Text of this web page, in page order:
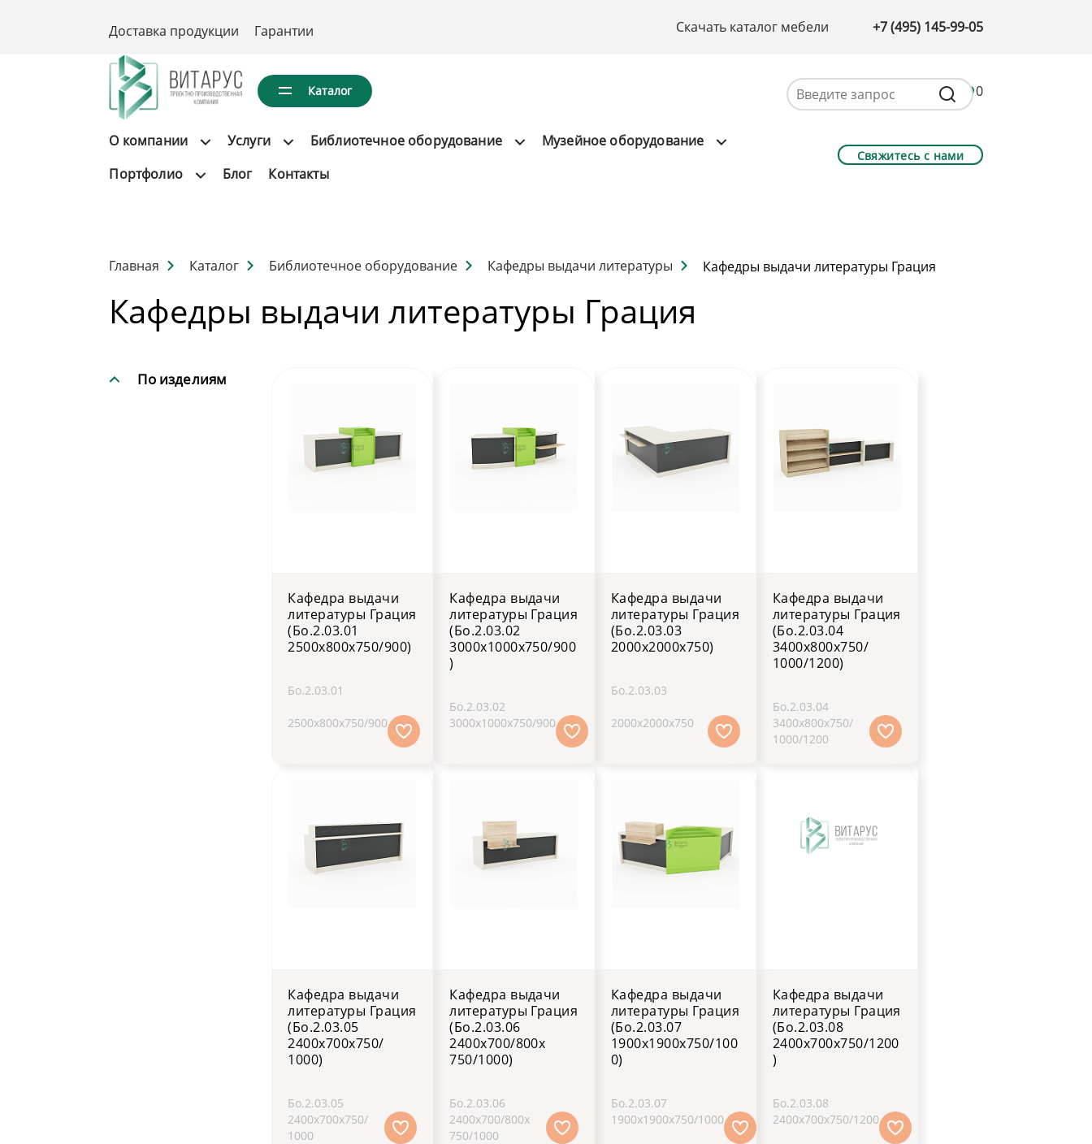
Доставка продукции Гарантии Скачать каталог мебели +7 (495) 145-99-05
Каталог 0
О компании Услуги Библиотечное оборудование
Музейное оборудование
Портфолио
Блог Контакты
Свяжитесь с нами
Главная Каталог Библиотечное оборудование Кафедры выдачи литературы Кафедры выдачи литературы Грация
Кафедры выдачи литературы Грация
По изделиям
Кафедра выдачи
литературы Грация
(Бо.2.03.01
2500х800х750/900)
Бо.2.03.01
2500х800х750/900
Кафедра выдачи
литературы Грация
(Бо.2.03.02
3000х1000х750/900
)
Бо.2.03.02
3000х1000х750/900
Кафедра выдачи
литературы Грация
(Бо.2.03.03
2000х2000х750)
Бо.2.03.03
2000х2000х750
Кафедра выдачи
литературы Грация
(Бо.2.03.04
3400х800х750/
1000/1200)
Бо.2.03.04
3400х800х750/
1000/1200
Кафедра выдачи
литературы Грация
(Бо.2.03.05
2400х700х750/
1000)
Бо.2.03.05
2400х700х750/
1000
Кафедра выдачи
литературы Грация
(Бо.2.03.06
2400х700/800х
750/1000)
Бо.2.03.06
2400х700/800х
750/1000
Кафедра выдачи
литературы Грация
(Бо.2.03.07
1900х1900х750/100
0)
Бо.2.03.07
1900х1900х750/1000
Кафедра выдачи
литературы Грация
(Бо.2.03.08
2400х700х750/1200
)
Бо.2.03.08
2400х700х750/1200